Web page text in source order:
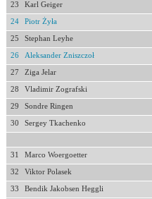
23 Karl Geiger
24 Piotr Żyła
25 Stephan Leyhe
26 Aleksander Zniszczoł
27 Ziga Jelar
28 Vladimir Zografski
29 Sondre Ringen
30 Sergey Tkachenko
31 Marco Woergoetter
32 Viktor Polasek
33 Bendik Jakobsen Heggli